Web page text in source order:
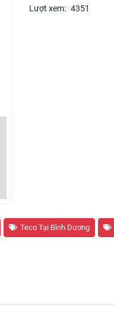
Lượt xem: 4351
Teco Tại Bình Dương